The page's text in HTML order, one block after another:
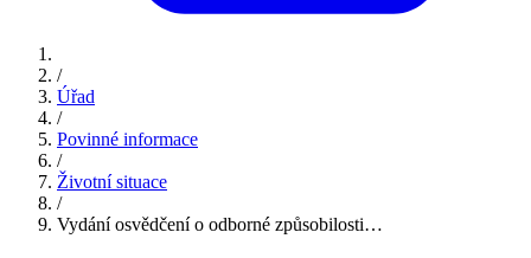
/
Úřad
/
Povinné informace
/
Životní situace
/
Vydání osvědčení o odborné způsobilosti…